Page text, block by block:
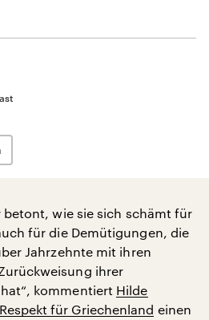
betont, wie sie sich schämt für
für die Demütigungen, die
Jahrzehnte mit ihren
ihrer
kommentiert Hilde
Respekt für Griechenland einen